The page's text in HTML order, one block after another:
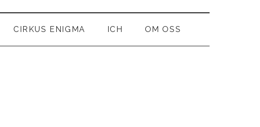
CIRKUS ENIGMA ICH OM OSS